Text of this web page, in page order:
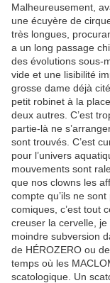
Malheureusement,
une écuyère de
très longues,
a un long passage
des évolutions sous-
vide et une lisibilité
grosse dame déjà
petit robinet à la
deux autres. C’est
partie-là ne
sont trouvés. C’est
pour l’univers
mouvements sont
que nos clowns les
compte qu’ils ne
comiques, c’est tout
creuser la cervelle,
moindre subversion
de HÉROZERO ou
temps où les
scatologique. Un